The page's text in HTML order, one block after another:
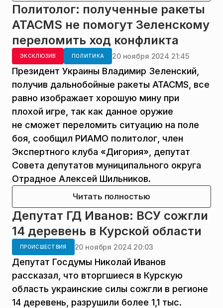
Политолог: полученные ракеты
ATACMS не помогут Зеленскому
переломить ход конфликта
ЭКСКЛЮЗИВ ПОЛИТИКА 20 ноября 2024 21:45
Президент Украины Владимир Зеленский,
получив дальнобойные ракеты ATACMS, все
равно изображает хорошую мину при
плохой игре, так как данное оружие
не сможет переломить ситуацию на поле
боя, сообщил РИАМО политолог, член
Экспертного клуба «Дигория», депутат
Совета депутатов муниципального округа
Отрадное Алексей Шильников.
Читать полностью
Депутат ГД Иванов: ВСУ сожгли
14 деревень в Курской области
ПРОИСШЕСТВИЯ 20 ноября 2024 20:03
Депутат Госдумы Николай Иванов
рассказал, что вторгшиеся в Курскую
область украинские силы сожгли в регионе
14 деревень, разрушили более 1,1 тыс.